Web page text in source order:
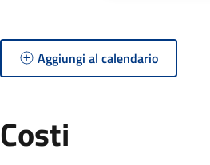
Aggiungi al calendario
Costi